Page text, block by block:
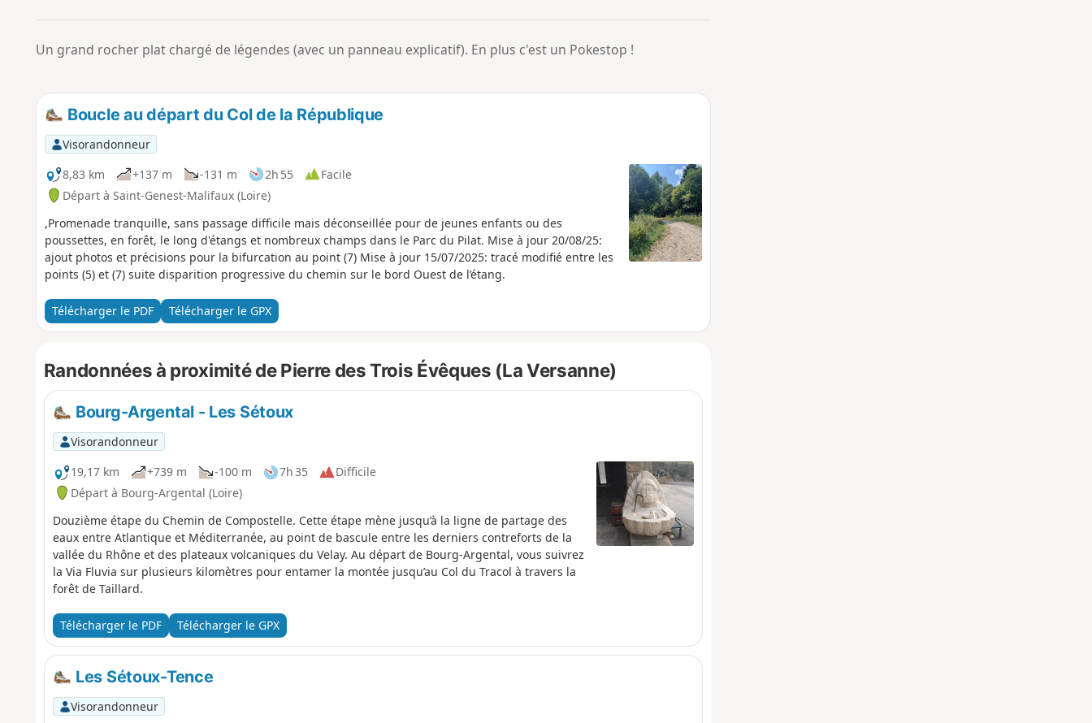
a
o
Un grand rocher plat chargé de légendes (avec un panneau explicatif). En plus c'est un Pokestop !
Boucle au départ du Col de la République
Visorandonneur
8,83 km
+137 m -131 m 2h 55
Facile
Départ à Saint-Genest-Malifaux (Loire)
,Promenade tranquille, sans passage difficile mais déconseillée pour de jeunes enfants ou des
poussettes, en forêt, le long d'étangs et nombreux champs dans le Parc du Pilat. Mise à jour 20/08/25:
ajout photos et précisions pour la bifurcation au point (7) Mise à jour 15/07/2025: tracé modifié entre les
points (5) et (7) suite disparition progressive du chemin sur le bord Ouest de l’étang.
Télécharger le PDF Télécharger le GPX
Randonnées à proximité de Pierre des Trois Évêques (La Versanne)
Bourg-Argental - Les Sétoux
Visorandonneur
19,17 km
+739 m -100 m 7h 35
Difficile
Départ à Bourg-Argental (Loire)
Douzième étape du Chemin de Compostelle. Cette étape mène jusqu’à la ligne de partage des
eaux entre Atlantique et Méditerranée, au point de bascule entre les derniers contreforts de la
vallée du Rhône et des plateaux volcaniques du Velay. Au départ de Bourg-Argental, vous suivrez
la Via Fluvia sur plusieurs kilomètres pour entamer la montée jusqu’au Col du Tracol à travers la
forêt de Taillard.
Télécharger le PDF Télécharger le GPX
Les Sétoux-Tence
Visorandonneur